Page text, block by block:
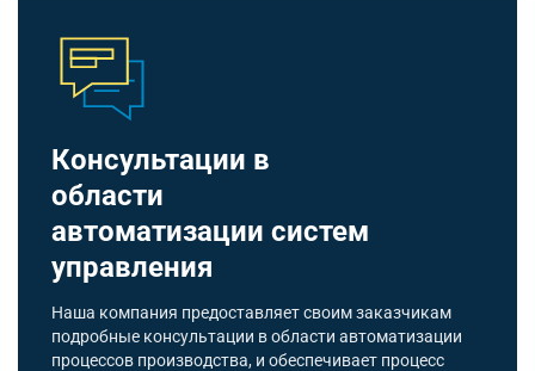
Консультации в
области
автоматизации систем
управления
Наша компания предоставляет своим заказчикам
подробные консультации в области автоматизации
процессов производства, и обеспечивает процесс